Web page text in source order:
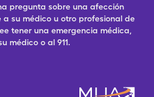
pregunta sobre una afección
su médico u otro profesional de
tener una emergencia médica,
médico o al 911.